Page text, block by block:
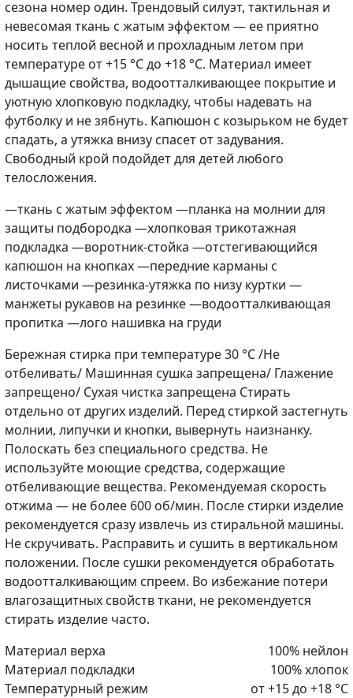
сезона номер один. Трендовый силуэт, тактильная и
невесомая ткань с жатым эффектом — ее приятно
носить теплой весной и прохладным летом при
температуре от +15 °C до +18 °C. Материал имеет
дышащие свойства, водоотталкивающее покрытие и
уютную хлопковую подкладку, чтобы надевать на
футболку и не зябнуть. Капюшон с козырьком не будет
спадать, а утяжка внизу спасет от задувания.
Свободный крой подойдет для детей любого
телосложения.
—ткань с жатым эффектом —планка на молнии для
защиты подбородка —хлопковая трикотажная
подкладка —воротник-стойка —отстегивающийся
капюшон на кнопках —передние карманы с
листочками —резинка-утяжка по низу куртки —
манжеты рукавов на резинке —водоотталкивающая
пропитка —лого нашивка на груди
Бережная стирка при температуре 30 °С /Не
отбеливать/ Машинная сушка запрещена/ Глажение
запрещено/ Сухая чистка запрещена Стирать
отдельно от других изделий. Перед стиркой застегнуть
молнии, липучки и кнопки, вывернуть наизнанку.
Полоскать без специального средства. Не
используйте моющие средства, содержащие
отбеливающие вещества. Рекомендуемая скорость
отжима — не более 600 об/мин. После стирки изделие
рекомендуется сразу извлечь из стиральной машины.
Не скручивать. Расправить и сушить в вертикальном
положении. После сушки рекомендуется обработать
водоотталкивающим спреем. Во избежание потери
влагозащитных свойств ткани, не рекомендуется
стирать изделие часто.
Материал верха
100% нейлон
Материал подкладки
100% хлопок
Температурный режим
от +15 до +18 °C